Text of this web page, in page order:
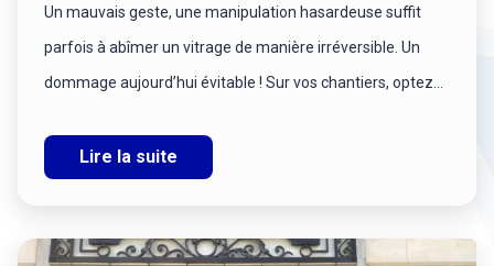
Un mauvais geste, une manipulation hasardeuse suffit
parfois à abîmer un vitrage de manière irréversible. Un
dommage aujourd’hui évitable ! Sur vos chantiers, optez...
Lire la suite